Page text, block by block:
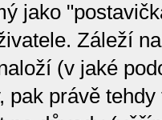
jako
Záleží
(v jaké
pak právě